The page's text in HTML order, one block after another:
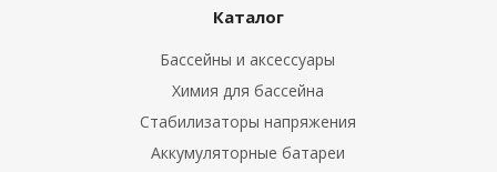
Каталог
Бассейны и аксессуары
Химия для бассейна
Стабилизаторы напряжения
Аккумуляторные батареи